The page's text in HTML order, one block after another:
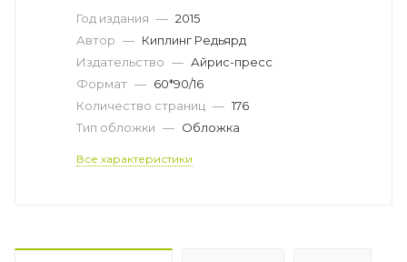
Год издания — 2015
Автор — Киплинг Редьярд
Издательство — Айрис-пресс
Формат — 60*90/16
Количество страниц — 176
Тип обложки — Обложка
Все характеристики